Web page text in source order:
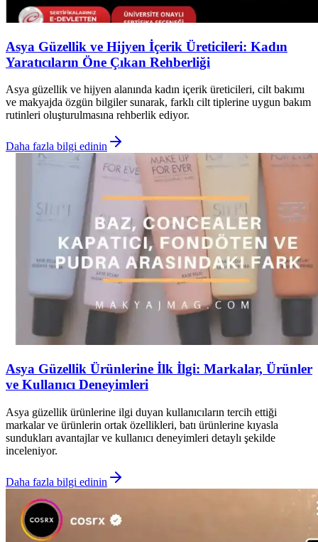
Asya Güzellik ve Hijyen İçerik Üreticileri: Kadın
Yaratıcıların Öne Çıkan Rehberliği
Asya güzellik ve hijyen alanında kadın içerik üreticileri, cilt bakımı
ve makyajda özgün bilgiler sunarak, farklı cilt tiplerine uygun bakım
rutinleri oluşturulmasına rehberlik ediyor.
Daha fazla bilgi edinin
Asya Güzellik Ürünlerine İlk İlgi: Markalar, Ürünler
ve Kullanıcı Deneyimleri
Asya güzellik ürünlerine ilgi duyan kullanıcıların tercih ettiği
markalar ve ürünlerin ortak özellikleri, batı ürünlerine kıyasla
sundukları avantajlar ve kullanıcı deneyimleri detaylı şekilde
inceleniyor.
Daha fazla bilgi edinin